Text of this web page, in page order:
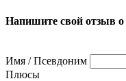
Напишите свой отзыв
Имя / Псевдоним
Плюсы